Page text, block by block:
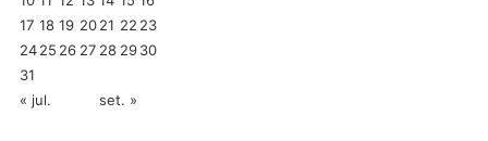
17 18 19 2021 22 23
2425 26 27 28 2930
31
« jul.
set. »